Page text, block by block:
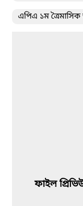
এপিএ ১ম
ফাইল